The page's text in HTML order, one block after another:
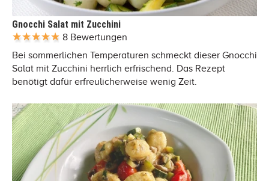
Gnocchi Salat mit Zucchini
8 Bewertungen
Bei sommerlichen Temperaturen schmeckt dieser Gnocchi
Salat mit Zucchini herrlich erfrischend. Das Rezept
benötigt dafür erfreulicherweise wenig Zeit.